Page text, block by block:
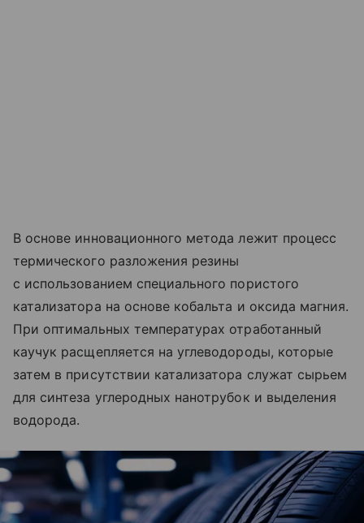
В основе инновационного метода лежит процесс
термического разложения резины
с использованием специального пористого
катализатора на основе кобальта и оксида магния.
При оптимальных температурах отработанный
каучук расщепляется на углеводороды, которые
затем в присутствии катализатора служат сырьем
для синтеза углеродных нанотрубок и выделения
водорода.